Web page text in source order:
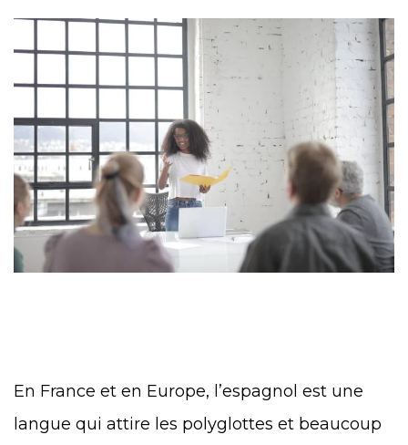
En France et en Europe, l’espagnol est une
langue qui attire les polyglottes et beaucoup